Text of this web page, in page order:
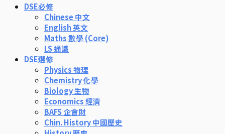
DSE必修
Chinese 中文
English 英文
Maths 數學 (Core)
LS 通識
DSE選修
Physics 物理
Chemistry 化學
Biology 生物
Economics 經濟
BAFS 企會財
Chin. History 中國歷史